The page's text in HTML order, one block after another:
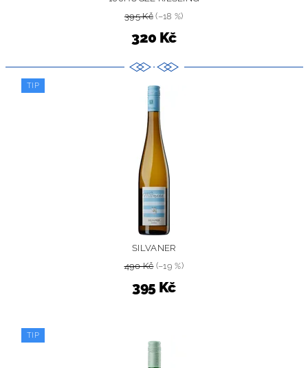
395 Kč(–18 %)
320 Kč
TIP
SILVANER
490 Kč(–19 %)
395 Kč
TIP